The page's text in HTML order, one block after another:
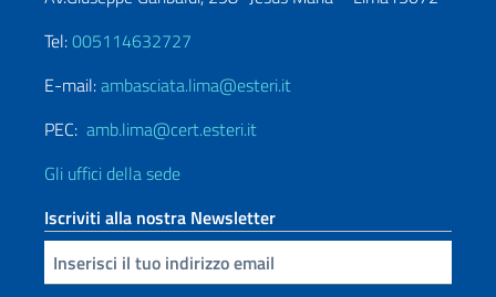
Tel:005114632727
E-mail:ambasciata.lima@esteri.it
PEC: amb.lima@cert.esteri.it
Gli uffici della sede
Iscriviti alla nostra Newsletter
Inserisci la tua email